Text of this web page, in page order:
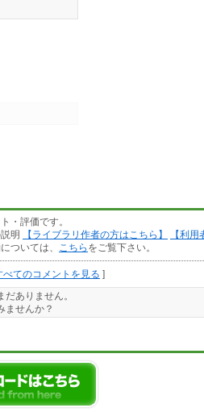
・評価です。
明
【ライブラリ作者の方はこちら】
【利用
ついては、
こちら をご覧下さい。
べてのコメントを見る ]
ありません。
ませんか？